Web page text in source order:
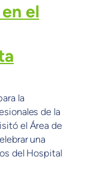
el
la
de la
el Área de
una
del Hospital